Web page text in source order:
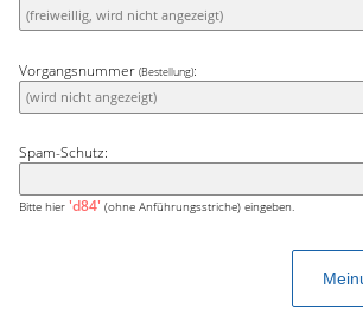
Vorgangsnummer (Bestellung):
Spam-Schutz:
Bitte hier 'd84' (ohne Anführungsstriche) eingeben.